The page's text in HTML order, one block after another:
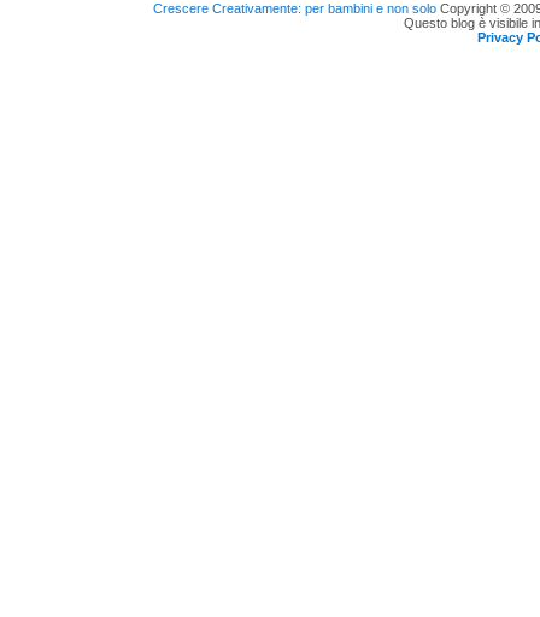
Crescere Creativamente: per bambini e non solo Copyright ©
Questo blog è visibile
Privacy